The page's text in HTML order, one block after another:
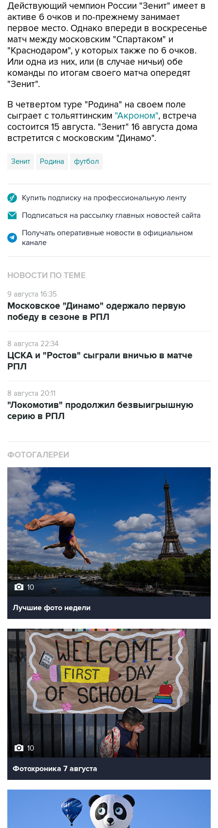
Действующий чемпион России "Зенит" имеет в
активе 6 очков и по-прежнему занимает
первое место. Однако впереди в воскресенье
матч между московским "Спартаком" и
"Краснодаром", у которых также по 6 очков.
Или одна из них, или (в случае ничьи) обе
команды по итогам своего матча опередят
"Зенит".
В четвертом туре "Родина" на своем поле
сыграет с тольяттинским "Акроном", встреча
состоится 15 августа. "Зенит" 16 августа дома
встретится с московским "Динамо".
Зенит Родина футбол
Купить подписку на профессиональную ленту
Подписаться на рассылку главных новостей сайта
Получать оперативные новости в официальном
канале
НОВОСТИ ПО ТЕМЕ
9 августа 16:35
Московское "Динамо" одержало первую
победу в сезоне в РПЛ
8 августа 22:34
ЦСКА и "Ростов" сыграли вничью в матче
РПЛ
8 августа 20:11
"Локомотив" продолжил безвыигрышную
серию в РПЛ
ФОТОГАЛЕРЕИ
10
Лучшие фото недели
10
Фотохроника 7 августа